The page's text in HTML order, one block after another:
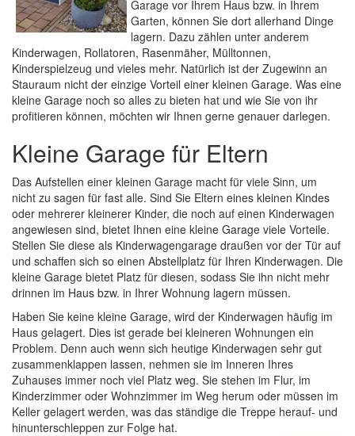
Garage vor Ihrem Haus bzw. in Ihrem
Garten, können Sie dort allerhand Dinge
lagern. Dazu zählen unter anderem
Kinderwagen, Rollatoren, Rasenmäher, Mülltonnen,
Kinderspielzeug und vieles mehr. Natürlich ist der Zugewinn an
Stauraum nicht der einzige Vorteil einer kleinen Garage. Was eine
kleine Garage noch so alles zu bieten hat und wie Sie von ihr
profitieren können, möchten wir Ihnen gerne genauer darlegen.
Kleine Garage für Eltern
Das Aufstellen einer kleinen Garage macht für viele Sinn, um
nicht zu sagen für fast alle. Sind Sie Eltern eines kleinen Kindes
oder mehrerer kleinerer Kinder, die noch auf einen Kinderwagen
angewiesen sind, bietet Ihnen eine kleine Garage viele Vorteile.
Stellen Sie diese als Kinderwagengarage draußen vor der Tür auf
und schaffen sich so einen Abstellplatz für Ihren Kinderwagen. Die
kleine Garage bietet Platz für diesen, sodass Sie ihn nicht mehr
drinnen im Haus bzw. in Ihrer Wohnung lagern müssen.
Haben Sie keine kleine Garage, wird der Kinderwagen häufig im
Haus gelagert. Dies ist gerade bei kleineren Wohnungen ein
Problem. Denn auch wenn sich heutige Kinderwagen sehr gut
zusammenklappen lassen, nehmen sie im Inneren Ihres
Zuhauses immer noch viel Platz weg. Sie stehen im Flur, im
Kinderzimmer oder Wohnzimmer im Weg herum oder müssen im
Keller gelagert werden, was das ständige die Treppe herauf- und
hinunterschleppen zur Folge hat.